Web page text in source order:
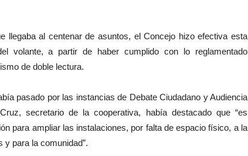
llegaba al centenar de asuntos, el Concejo hizo efectiva esta
volante, a partir de haber cumplido con lo reglamentado
de doble lectura.
pasado por las instancias de Debate Ciudadano y Audiencia
secretario de la cooperativa, había destacado que “es
para ampliar las instalaciones, por falta de espacio físico, a la
y para la comunidad”.